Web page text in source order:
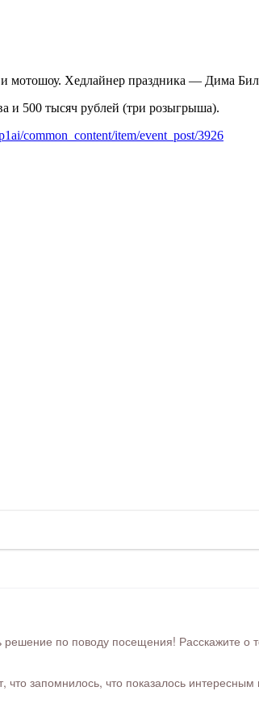
и мотошоу. Хедлайнер праздника — Дима
и 500 тысяч рублей (три розыгрыша).
common_content/item/event_post/3926
по поводу посещения! Расскажите о
запомнилось, что показалось